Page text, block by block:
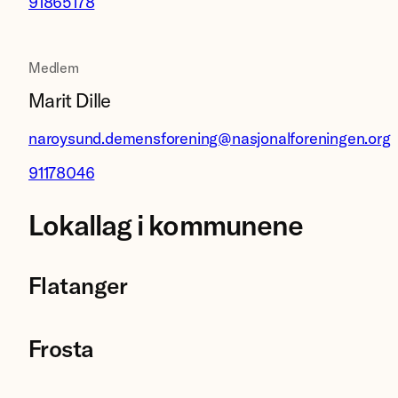
Medlem
Marit Dille
naroysund.demensforening@nasjonalforeningen.org
91178046
Lokallag i kommunene
Flatanger
Frosta